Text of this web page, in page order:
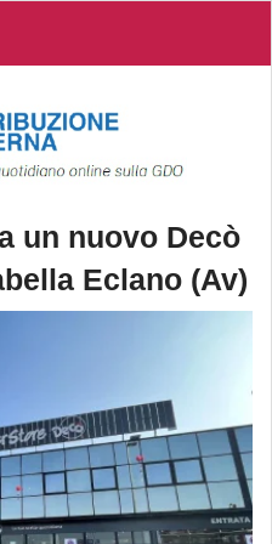
un nuovo Decò
Eclano (Av)